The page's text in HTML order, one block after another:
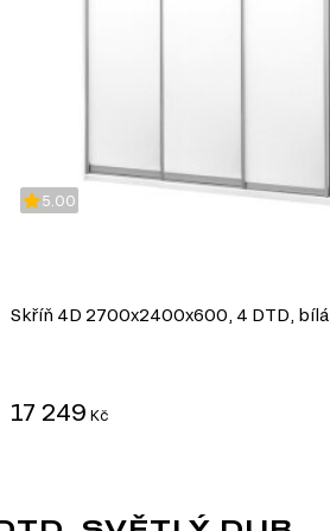
svěží a nadčasový vzhled, který
5.00
Skříň 4D 2700x2400x600, 4 DTD, bílá
17 249 Kč